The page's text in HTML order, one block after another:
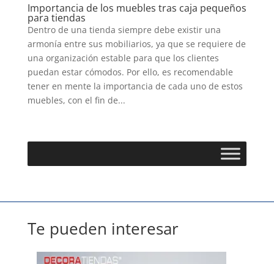
Importancia de los muebles tras caja pequeños
para tiendas
Dentro de una tienda siempre debe existir una
armonía entre sus mobiliarios, ya que se requiere de
una organización estable para que los clientes
puedan estar cómodos. Por ello, es recomendable
tener en mente la importancia de cada uno de estos
muebles, con el fin de...
Te pueden interesar